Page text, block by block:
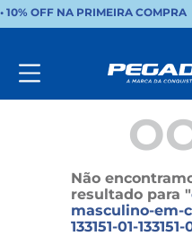
• 10% OFF NA PRIMEIRA COMPRA
Não
resultado para "
masculino-em-
133151-01-133151-